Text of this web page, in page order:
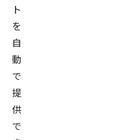
ト
を
自
動
で
提
供
で